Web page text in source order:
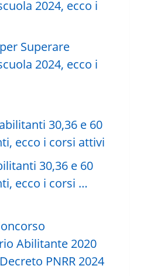
Superare
2024, ecco i
30,36 e 60
ecco i corsi …